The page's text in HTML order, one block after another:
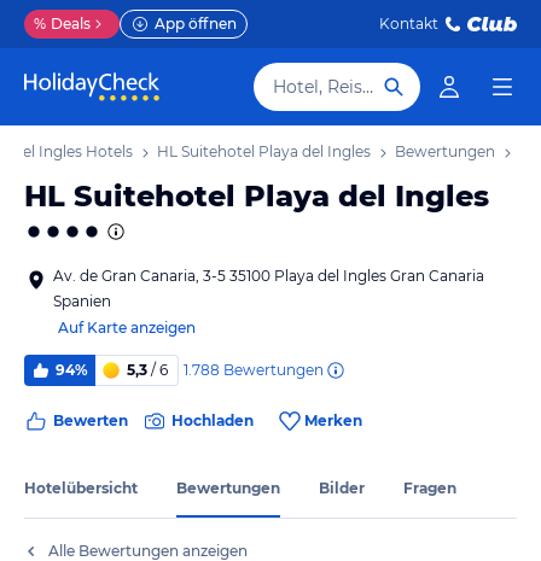
% Deals App öffnen Kontakt
Hotel, Reiseziel
del Ingles Hotels HL Suitehotel Playa del Ingles Bewertungen
HL Suitehotel Playa del Ingles
Av. de Gran Canaria, 3-5 35100 Playa del Ingles Gran Canaria
Spanien
Auf Karte anzeigen
94% 5,3 / 6 1.788 Bewertungen
Bewerten Hochladen Merken
Hotelübersicht Bewertungen Bilder Fragen
Alle Bewertungen anzeigen